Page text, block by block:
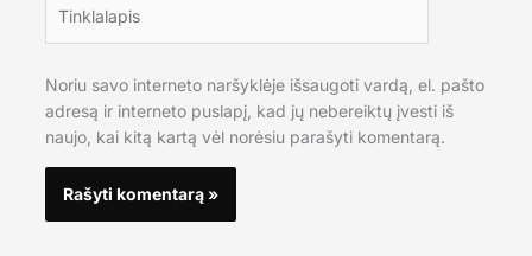
Noriu savo interneto naršyklėje išsaugoti vardą, el. pašto
adresą ir interneto puslapį, kad jų nebereiktų įvesti iš
naujo, kai kitą kartą vėl norėsiu parašyti komentarą.